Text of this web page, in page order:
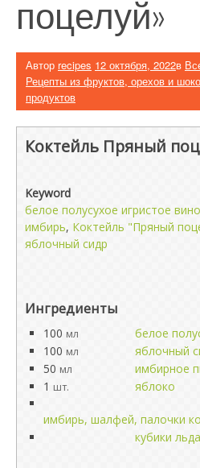
поцелуй»
Автор recipes 12 октября, 2022в
Рецепты из фруктов, орехов и
продуктов
Коктейль Пряный
Keyword
белое полусухое игристое вино
имбирь, Коктейль "Пряный
яблочный сидр
Ингредиенты
100 мл
белое
100 мл
яблочный
50 мл
имбирное
1 шт. яблоко
имбирь, шалфей, палочки
кубики льда